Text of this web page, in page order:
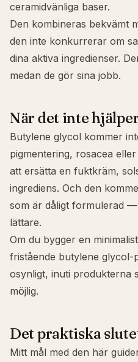
ceramidvänliga baser.
Den kombineras bekvämt
den inte konkurrerar om
dina aktiva ingredienser.
medan de gör sina jobb.
När det inte
Butylene glycol kommer
pigmentering, rosacea
att ersätta en fuktkräm,
ingrediens. Och den
som är dåligt formulerad
lättare.
Om du bygger en
fristående butylene
osynligt, inuti produkterna
möjlig.
Det praktiska
Mitt mål med den här